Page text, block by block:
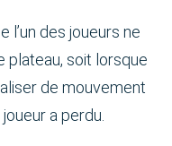
l’un des joueurs ne
plateau, soit lorsque
de mouvement
a perdu.